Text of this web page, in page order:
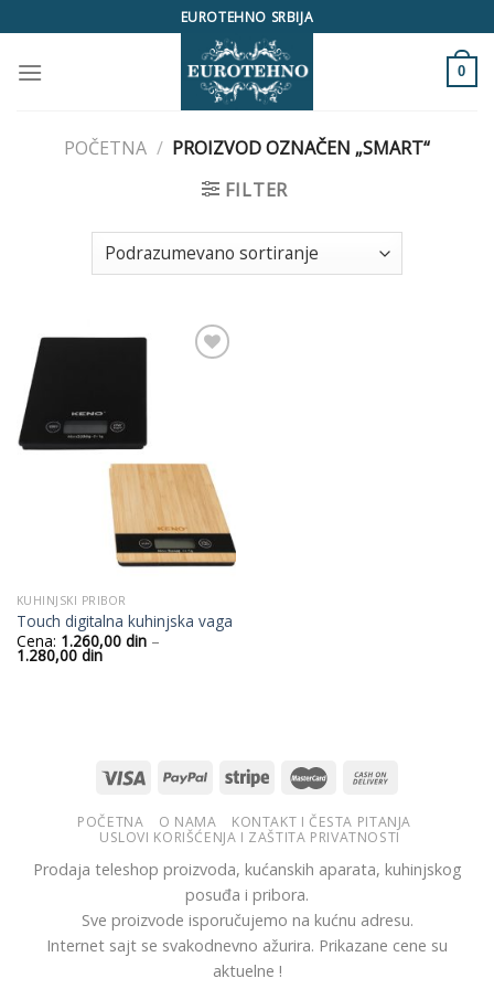
to
content
EUROTEHNO SRBIJA
0
POČETNA / PROIZVOD OZNAČEN „SMART“
FILTER
KUHINJSKI PRIBOR
Touch digitalna kuhinjska vaga
Cena: 1.260,00din –
1.280,00dinRaspon
cena:
POČETNA O NAMA
KONTAKT I ČESTA PITANJA
USLOVI KORIŠĆENJA I ZAŠTITA PRIVATNOSTI
Prodaja teleshop proizvoda, kućanskih aparata, kuhinjskog
posuđa i pribora.
Sve proizvode isporučujemo na kućnu adresu.
Internet sajt se svakodnevno ažurira. Prikazane cene su
aktuelne !